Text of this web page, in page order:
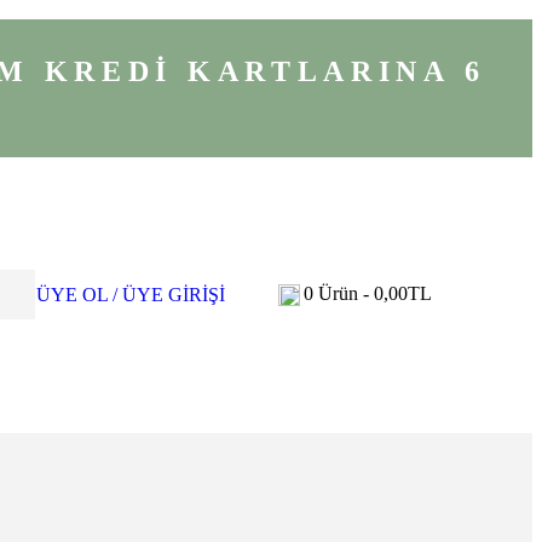
KREDİ KARTLARINA 6
ÜYE OL / ÜYE GİRİŞİ 0Ürün - 0,00TL